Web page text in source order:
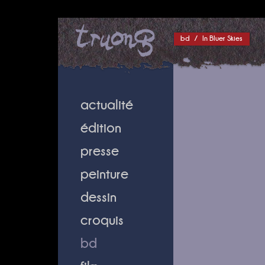
bd / In Bluer Skies
actualité
édition
presse
peinture
dessin
croquis
bd